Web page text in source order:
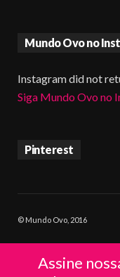
Mundo Ovo no
Instagram did not
Siga Mundo Ovo no
Pinterest
© Mundo Ovo, 2016
Assine